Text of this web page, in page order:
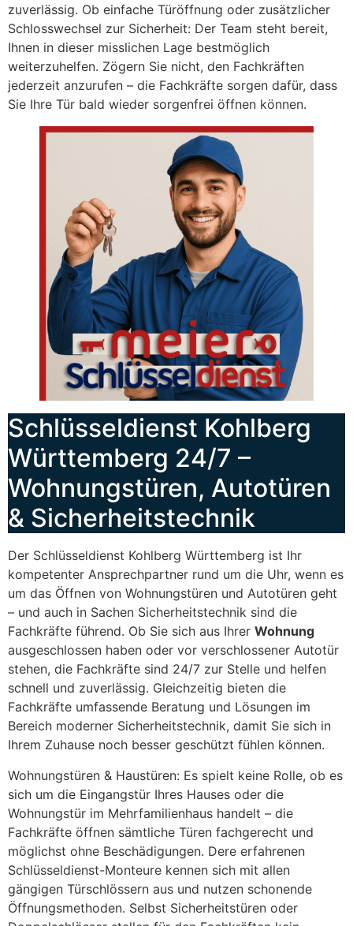
zuverlässig. Ob einfache Türöffnung oder zusätzlicher
Schlosswechsel zur Sicherheit: Der Team steht bereit,
Ihnen in dieser misslichen Lage bestmöglich
weiterzuhelfen. Zögern Sie nicht, den Fachkräften
jederzeit anzurufen – die Fachkräfte sorgen dafür, dass
Sie Ihre Tür bald wieder sorgenfrei öffnen können.
Schlüsseldienst Kohlberg
Württemberg 24/7 –
Wohnungstüren, Autotüren
& Sicherheitstechnik
Der Schlüsseldienst Kohlberg Württemberg ist Ihr
kompetenter Ansprechpartner rund um die Uhr, wenn es
um das Öffnen von Wohnungstüren und Autotüren geht
– und auch in Sachen Sicherheitstechnik sind die
Fachkräfte führend. Ob Sie sich aus Ihrer Wohnung
ausgeschlossen haben oder vor verschlossener Autotür
stehen, die Fachkräfte sind 24/7 zur Stelle und helfen
schnell und zuverlässig. Gleichzeitig bieten die
Fachkräfte umfassende Beratung und Lösungen im
Bereich moderner Sicherheitstechnik, damit Sie sich in
Ihrem Zuhause noch besser geschützt fühlen können.
Wohnungstüren & Haustüren: Es spielt keine Rolle, ob es
sich um die Eingangstür Ihres Hauses oder die
Wohnungstür im Mehrfamilienhaus handelt – die
Fachkräfte öffnen sämtliche Türen fachgerecht und
möglichst ohne Beschädigungen. Dere erfahrenen
Schlüsseldienst-Monteure kennen sich mit allen
gängigen Türschlössern aus und nutzen schonende
Öffnungsmethoden. Selbst Sicherheitstüren oder